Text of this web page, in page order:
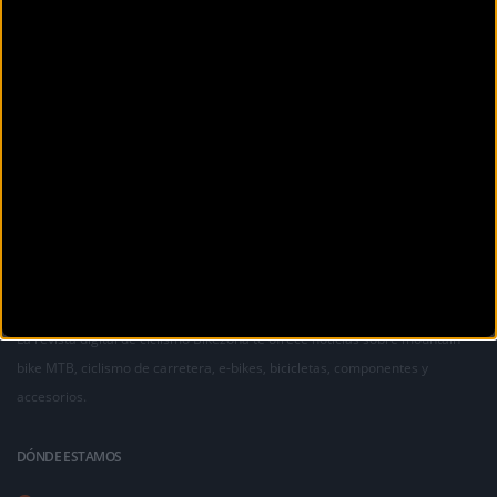
La revista digital de ciclismo Bikezona te ofrece noticias sobre mountain
bike MTB, ciclismo de carretera, e-bikes, bicicletas, componentes y
accesorios.
DÓNDE ESTAMOS